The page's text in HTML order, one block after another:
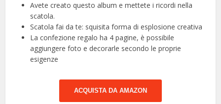
Avete creato questo album e mettete i ricordi nella
scatola.
Scatola fai da te: squisita forma di esplosione creativa
La confezione regalo ha 4 pagine, è possibile
aggiungere foto e decorarle secondo le proprie
esigenze
ACQUISTA DA AMAZON